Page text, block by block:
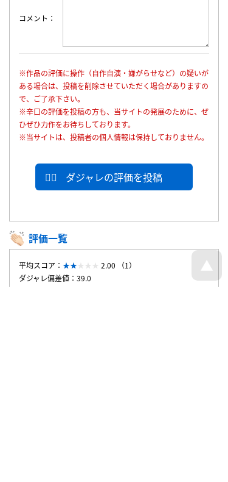
コメント
※作品の評価に操作（自作自演・嫌がらせなど）の疑いが
ある場合は、投稿を削除させていただく場合がありますの
で、ご了承下さい。
※辛口の評価を投稿の方も、当サイトの発展のために、ぜ
ひぜひ力作をお待ちしております。
※当サイトは、投稿者の個人情報は保持しておりません。
ダジャレの評価を投稿
評価一覧
平均スコア：
2.00 （1）
ダジャレ偏差値：39.0